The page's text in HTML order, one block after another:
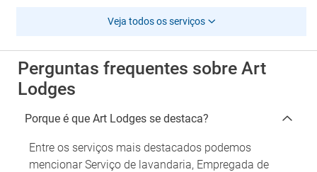
Veja todos os serviços
Perguntas frequentes sobre Art
Lodges
Porque é que Art Lodges se destaca?
Entre os serviços mais destacados podemos
mencionar Serviço de lavandaria, Empregada de